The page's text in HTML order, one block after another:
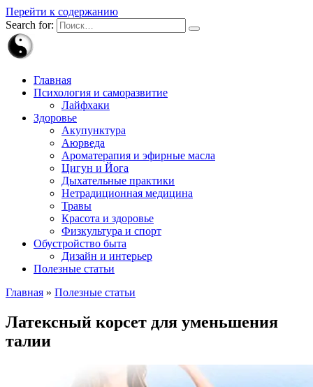
Перейти к содержанию
Search for:
Главная
Психология и саморазвитие
Лайфхаки
Здоровье
Акупунктура
Аюрведа
Ароматерапия и эфирные масла
Цигун и Йога
Дыхательные практики
Нетрадиционная медицина
Травы
Красота и здоровье
Физкультура и спорт
Обустройство быта
Дизайн и интерьер
Полезные статьи
Главная » Полезные статьи
Латексный корсет для уменьшения
талии